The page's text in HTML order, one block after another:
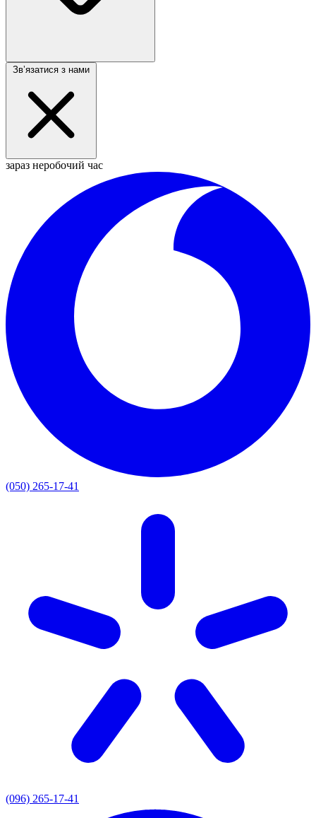
Звʼязатися з нами
зараз неробочий час
(050) 265-17-41
(096) 265-17-41